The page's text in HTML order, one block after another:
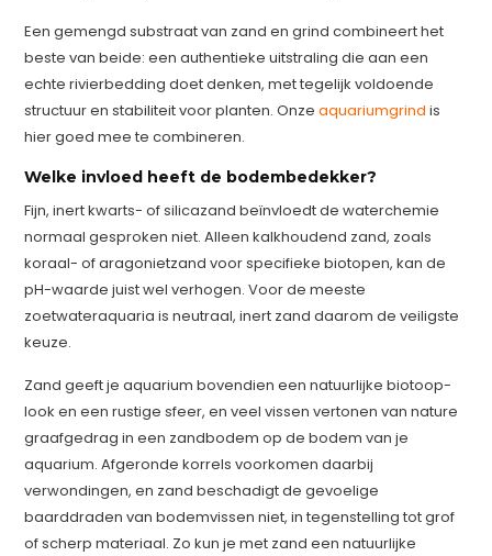
Een gemengd substraat van zand en grind combineert het
beste van beide: een authentieke uitstraling die aan een
echte rivierbedding doet denken, met tegelijk voldoende
structuur en stabiliteit voor planten. Onzeaquariumgrind is
hier goed mee te combineren.
Welke invloed heeft de bodembedekker?
Fijn, inert kwarts- of silicazand beïnvloedt de waterchemie
normaal gesproken niet. Alleen kalkhoudend zand, zoals
koraal- of aragonietzand voor specifieke biotopen, kan de
pH-waarde juist wel verhogen. Voor de meeste
zoetwateraquaria is neutraal, inert zand daarom de veiligste
keuze.
Zand geeft je aquarium bovendien een natuurlijke biotoop-
look en een rustige sfeer, en veel vissen vertonen van nature
graafgedrag in een zandbodem op de bodem van je
aquarium. Afgeronde korrels voorkomen daarbij
verwondingen, en zand beschadigt de gevoelige
baarddraden van bodemvissen niet, in tegenstelling tot grof
of scherp materiaal. Zo kun je met zand een natuurlijke